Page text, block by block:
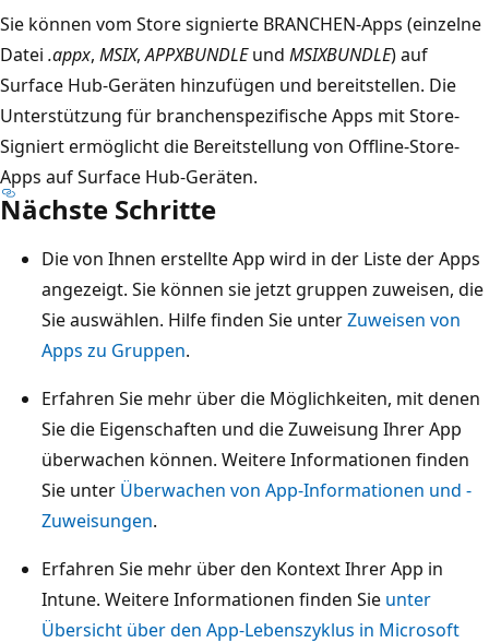
Sie können vom Store signierte BRANCHEN-Apps (einzelne
Datei .appx, MSIX,APPXBUNDLEund MSIXBUNDLE) auf
Surface Hub-Geräten hinzufügen und bereitstellen. Die
Unterstützung für branchenspezifische Apps mit Store-
Signiert ermöglicht die Bereitstellung von Offline-Store-
Apps auf Surface Hub-Geräten.
Nächste Schritte
Die von Ihnen erstellte App wird in der Liste der Apps
angezeigt. Sie können sie jetzt gruppen zuweisen, die
Sie auswählen. Hilfe finden Sie unterZuweisen von
Apps zu Gruppen.
Erfahren Sie mehr über die Möglichkeiten, mit denen
Sie die Eigenschaften und die Zuweisung Ihrer App
überwachen können. Weitere Informationen finden
Sie unter Überwachen von App-Informationen und -
Zuweisungen.
Erfahren Sie mehr über den Kontext Ihrer App in
Intune. Weitere Informationen finden Sie unter
Übersicht über den App-Lebenszyklus in Microsoft